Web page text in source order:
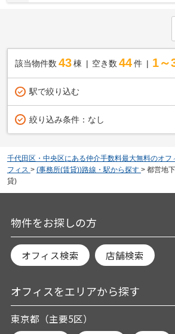
該当物件数 43棟 空き数 44 件 1～
駅で絞り込む
絞り込み条件： なし
千代田区・中央区にある仲介手数料最大無料のオフ
フィス > (事務所(賃貸))路線・駅から探す > 都営地
貸)
物件をお探しの方
オフィス検索 店舗検索
オフィスをエリアから探す
東京都（主要5区）